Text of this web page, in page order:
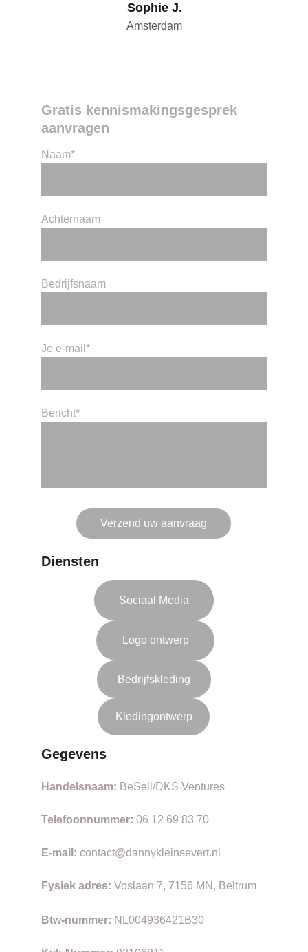
Sophie J.
Amsterdam
Diensten
Gratis kennismakingsgesprek
aanvragen
Naam*
Achternaam
Bedrijfsnaam
Je e-mail*
Bericht*
Verzend uw aanvraag
Handelsnaam: BeSell/DKS Ventures
Telefoonnummer: 06 12 69 83 70
E-mail: contact@dannykleinsevert.nl
Fysiek adres: Voslaan 7, 7156 MN, Beltrum
Btw-nummer: NL004936421B30
Gegevens
Logo ontwerp
Kledingontwerp
Bedrijfskleding
Sociaal Media